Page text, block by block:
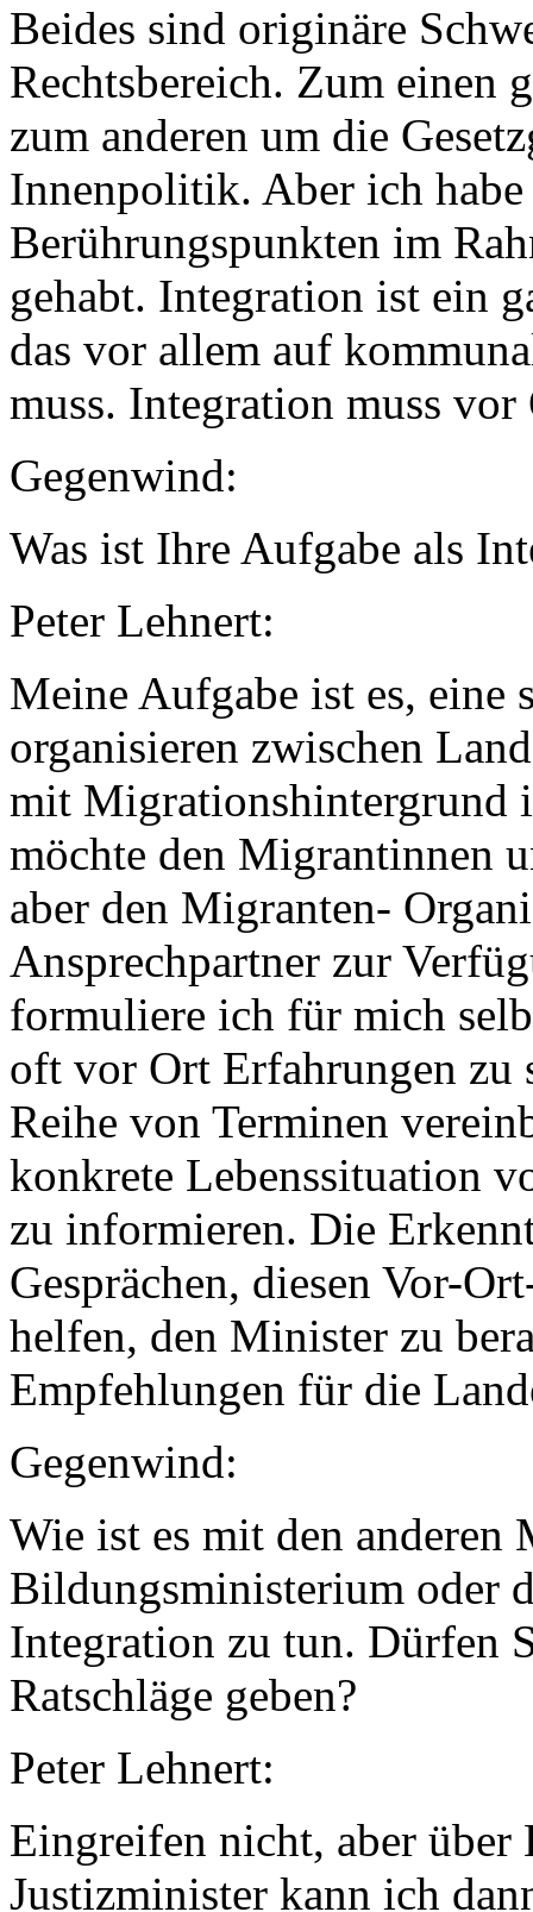
Beides sind originäre
Rechtsbereich. Zum einen
zum anderen um die
Innenpolitik. Aber ich habe
Berührungspunkten im
gehabt. Integration ist ein
das vor allem auf
muss. Integration muss
Gegenwind:
Was ist Ihre Aufgabe als
Peter Lehnert:
Meine Aufgabe ist es, eine
organisieren zwischen
mit Migrationshintergrund
möchte den Migrantinnen
aber den Migranten-
Ansprechpartner zur
formuliere ich für mich
oft vor Ort Erfahrungen zu
Reihe von Terminen
konkrete Lebenssituation
zu informieren. Die
Gesprächen, diesen Vor-
helfen, den Minister zu
Empfehlungen für die
Gegenwind:
Wie ist es mit den anderen
Bildungsministerium oder
Integration zu tun. Dürfen
Ratschläge geben?
Peter Lehnert:
Eingreifen nicht, aber über
Justizminister kann ich